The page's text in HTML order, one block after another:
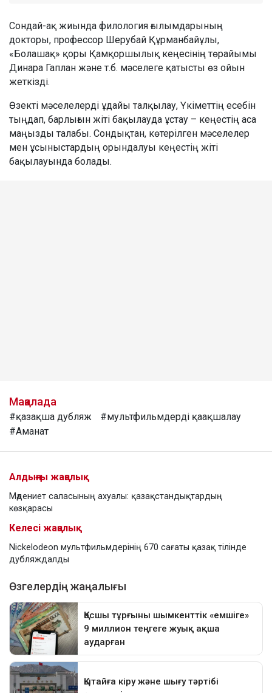
Сондай-ақ жиында филология ғылымдарының
докторы, профессор Шерубай Құрманбайұлы,
«Болашақ» қоры Қамқоршылық кеңесінің төрайымы
Динара Гаплан және т.б. мәселеге қатысты өз ойын
жеткізді.
Өзекті мәселелерді ұдайы талқылау, Үкіметтің есебін
тыңдап, барлығын жіті бақылауда ұстау – кеңестің аса
маңызды талабы. Сондықтан, көтерілген мәселелер
мен ұсыныстардың орындалуы кеңестің жіті
бақылауында болады.
Мақалада
#қазақша дубляж
#мультфильмдерді қаақшалау
#Аманат
Алдыңғы жаңалық
Мәдениет саласының ахуалы: қазақстандықтардың
көзқарасы
Келесі жаңалық
Nickelodeon мультфильмдерінің 670 сағаты қазақ тілінде
дубляждалды